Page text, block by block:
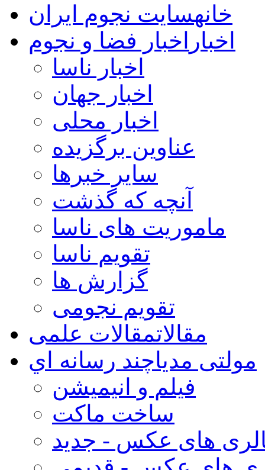
خانهسایت نجوم ایران
اخبار اخبار فضا و نجوم
اخبار ناسا
اخبار جهان
اخبار محلی
عناوین برگزیده
سایر خبرها
آنچه که گذشت
ماموریت های ناسا
تقویم ناسا
گزارش ها
تقویم نجومی
مقالاتمقالات علمی
مولتی مدیاچند رسانه اي
فیلم و انیمیشن
ساخت ماکت
های عکس - جدید